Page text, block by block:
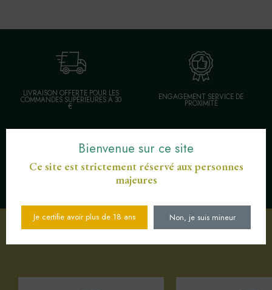
LIVRAISON OFFERTE POUR LES
COMMANDES SUPÉRIEURES À 30
€
ENGAGEMENT SERVICE DE
PROXIMITÉ
Votre sélection d'articles
Bienvenue sur ce site
Ce site est strictement réservé aux personnes
majeures
Je certifie avoir plus de 18 ans Non, je suis mineur